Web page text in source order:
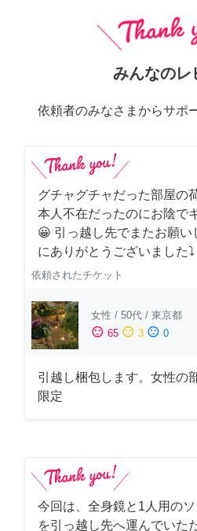
みんなのレ
依頼者のみなさまからサポ
グチャグチャだった部屋の
本人不在だったのにお陰で
😀 引っ越し先でまたお願い
にありがとうございました⤵
依頼されたチケット
女性 / 50代 / 東京都
sentiment_satisfied 65 sentiment_neutral 3 sentiment_dissatisfied 0
引越し梱包します。女性の
限定
今回は、全身鏡と1人用の
を引っ越し先へ運んでいた